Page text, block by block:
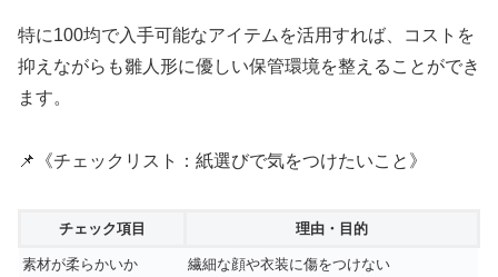
特に100均で入手可能なアイテムを活用すれば、コストを
抑えながらも雛人形に優しい保管環境を整えることができ
ます。
📌《チェックリスト：紙選びで気をつけたいこと》
チェック項目 理由・目的
素材が柔らかいか
繊細な顔や衣装に傷をつけない